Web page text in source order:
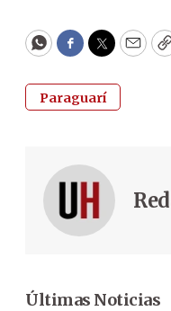
WhatsApp
Facebook
Twitter
Paraguarí
Últimas Noticias